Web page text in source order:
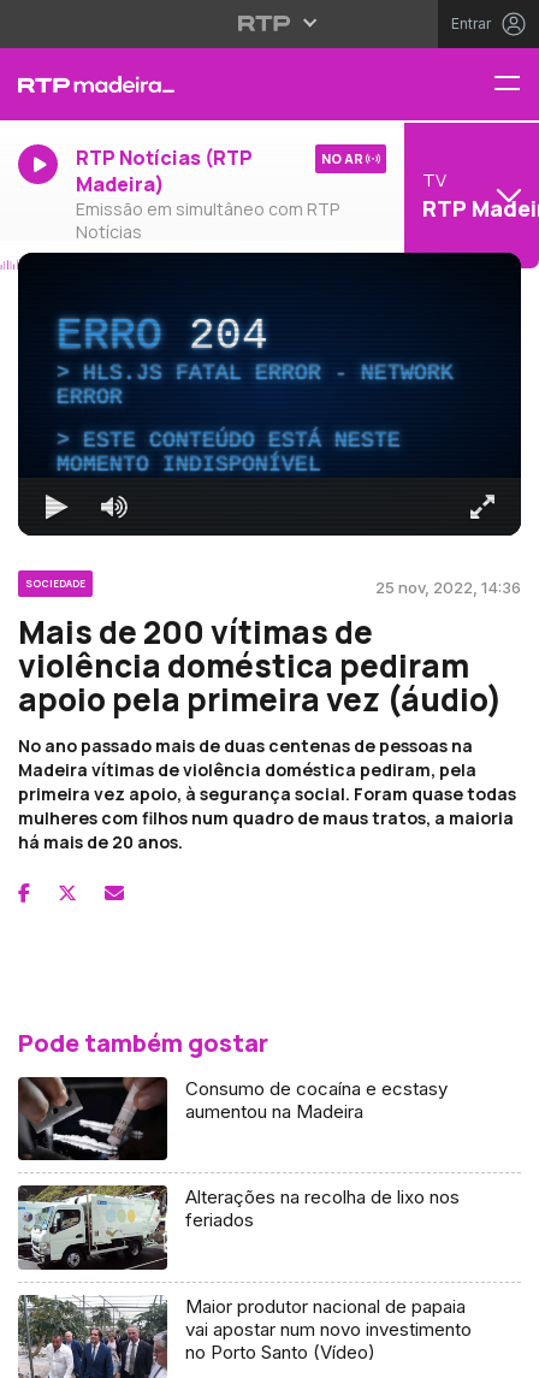
Entrar
RTP Notícias (RTP
Madeira)
Emissão em simultâneo com RTP
Notícias
NO AR
TV
RTP
ERRO204
HLS.JS FATAL ERROR - NETWORK
ERROR
ESTE CONTEÚDO ESTÁ NESTE
MOMENTO INDISPONÍVEL
SOCIEDADE 25 nov, 2022, 14:36
Mais de 200 vítimas de
violência doméstica pediram
apoio pela primeira vez (áudio)
No ano passado mais de duas centenas de pessoas na
Madeira vítimas de violência doméstica pediram, pela
primeira vez apoio, à segurança social. Foram quase todas
mulheres com filhos num quadro de maus tratos, a maioria
há mais de 20 anos.
Pode também gostar
Consumo de cocaína e ecstasy
aumentou na Madeira
Alterações na recolha de lixo nos
feriados
Maior produtor nacional de papaia
vai apostar num novo investimento
no Porto Santo (Vídeo)